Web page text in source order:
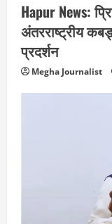
Hapur News:
अंतरराष्ट्रीय
प्रदर्शन
Megha Journalist